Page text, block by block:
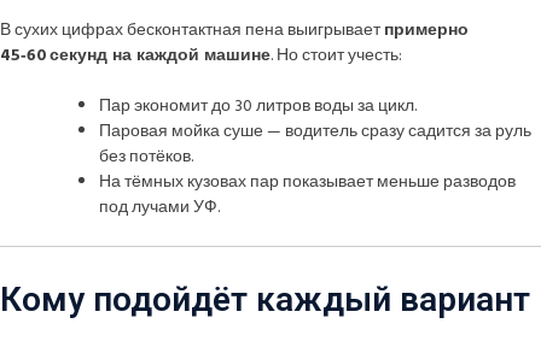
В сухих цифрах бесконтактная пена выигрываетпримерно
45‑60 секунд на каждой машине. Но стоит учесть:
Пар экономит до 30 литров воды за цикл.
Паровая мойка суше — водитель сразу садится за руль
без потёков.
На тёмных кузовах пар показывает меньше разводов
под лучами УФ.
Кому подойдёт каждый вариант